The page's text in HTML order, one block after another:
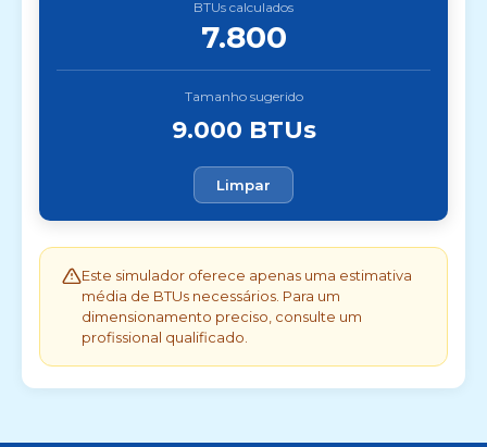
BTUs calculados
7.800
Tamanho sugerido
9.000 BTUs
Limpar
Este simulador oferece apenas uma estimativa
média de BTUs necessários. Para um
dimensionamento preciso, consulte um
profissional qualificado.